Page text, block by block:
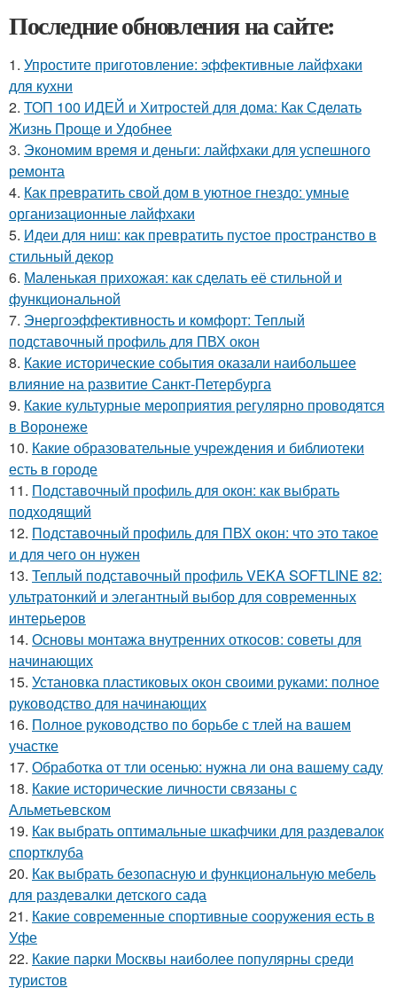
Последние обновления на сайте:
1. Упростите приготовление: эффективные лайфхаки
для кухни
2. ТОП 100 ИДЕЙ и Хитростей для дома: Как Сделать
Жизнь Проще и Удобнее
3. Экономим время и деньги: лайфхаки для успешного
ремонта
4. Как превратить свой дом в уютное гнездо: умные
организационные лайфхаки
5. Идеи для ниш: как превратить пустое пространство в
стильный декор
6. Маленькая прихожая: как сделать её стильной и
функциональной
7. Энергоэффективность и комфорт: Теплый
подставочный профиль для ПВХ окон
8. Какие исторические события оказали наибольшее
влияние на развитие Санкт-Петербурга
9. Какие культурные мероприятия регулярно проводятся
в Воронеже
10. Какие образовательные учреждения и библиотеки
есть в городе
11. Подставочный профиль для окон: как выбрать
подходящий
12. Подставочный профиль для ПВХ окон: что это такое
и для чего он нужен
13. Теплый подставочный профиль VEKA SOFTLINE 82:
ультратонкий и элегантный выбор для современных
интерьеров
14. Основы монтажа внутренних откосов: советы для
начинающих
15. Установка пластиковых окон своими руками: полное
руководство для начинающих
16. Полное руководство по борьбе с тлей на вашем
участке
17. Обработка от тли осенью: нужна ли она вашему саду
18. Какие исторические личности связаны с
Альметьевском
19. Как выбрать оптимальные шкафчики для раздевалок
спортклуба
20. Как выбрать безопасную и функциональную мебель
для раздевалки детского сада
21. Какие современные спортивные сооружения есть в
Уфе
22. Какие парки Москвы наиболее популярны среди
туристов